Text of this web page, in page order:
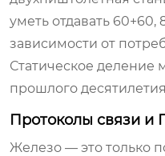
уметь отдавать 60+60,
зависимости от
Статическое деление
прошлого
Протоколы связи и
Железо — это только